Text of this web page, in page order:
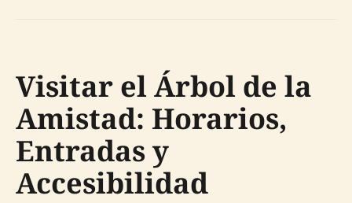
Visitar el Árbol de la
Amistad: Horarios,
Entradas y
Accesibilidad